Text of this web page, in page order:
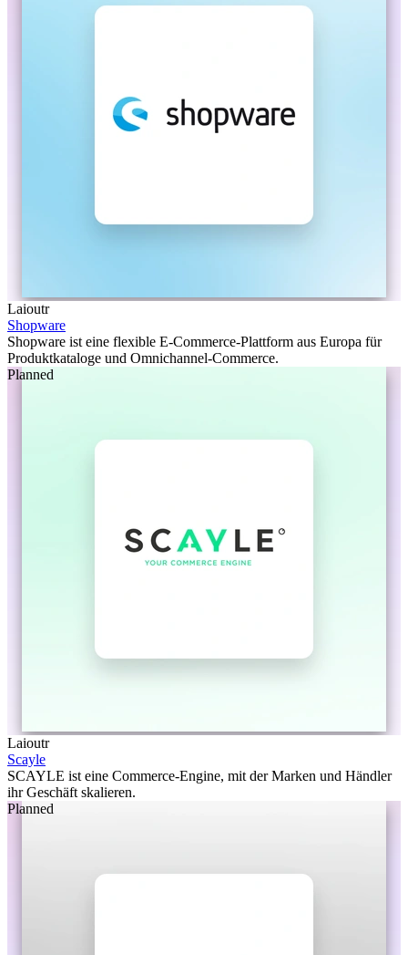
Laioutr
Shopware
Shopware ist eine flexible E-Commerce-Plattform aus Europa für
Produktkataloge und Omnichannel-Commerce.
Planned
Laioutr
Scayle
SCAYLE ist eine Commerce-Engine, mit der Marken und Händler
ihr Geschäft skalieren.
Planned